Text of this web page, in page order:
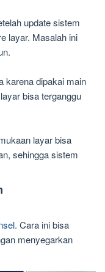
update sistem
layar. Masalah ini
karena dipakai main
bisa terganggu
layar bisa
sehingga sistem
Cara ini bisa
menyegarkan